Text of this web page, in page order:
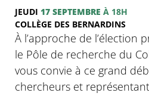
JEUDI 17 SEPTEMBRE À 18H
COLLÈGE DES BERNARDINS
À l’approche de l’élection
le Pôle de recherche du
vous convie à ce grand
chercheurs et